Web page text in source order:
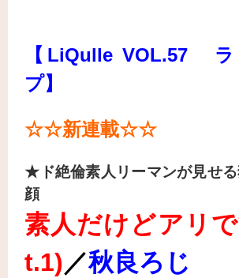
【LiQulle VOL.57
プ】
☆☆新連載☆☆
★ド絶倫素人リーマンが見せ
顔
素人だけどアリ
t.1)／秋良ろじ